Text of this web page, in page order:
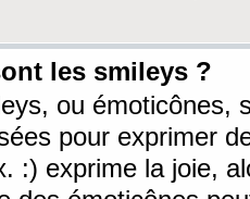
les smileys ?
ou émoticônes,
pour exprimer
:) exprime la joie,